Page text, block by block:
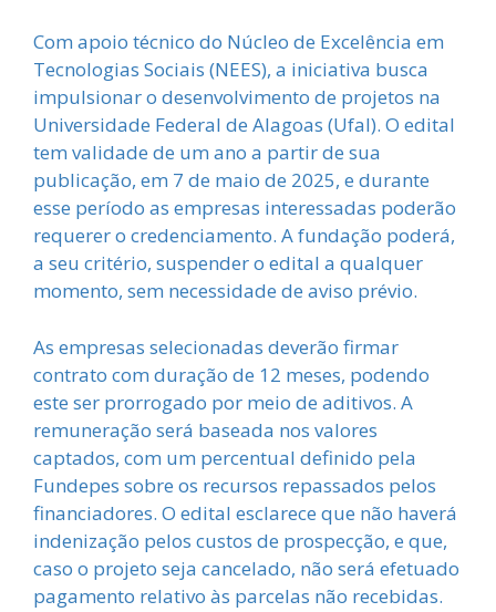
Com apoio técnico do Núcleo de Excelência em
Tecnologias Sociais (NEES), a iniciativa busca
impulsionar o desenvolvimento de projetos na
Universidade Federal de Alagoas (Ufal). O edital
tem validade de um ano a partir de sua
publicação, em 7 de maio de 2025, e durante
esse período as empresas interessadas poderão
requerer o credenciamento. A fundação poderá,
a seu critério, suspender o edital a qualquer
momento, sem necessidade de aviso prévio.
As empresas selecionadas deverão firmar
contrato com duração de 12 meses, podendo
este ser prorrogado por meio de aditivos. A
remuneração será baseada nos valores
captados, com um percentual definido pela
Fundepes sobre os recursos repassados pelos
financiadores. O edital esclarece que não haverá
indenização pelos custos de prospecção, e que,
caso o projeto seja cancelado, não será efetuado
pagamento relativo às parcelas não recebidas.